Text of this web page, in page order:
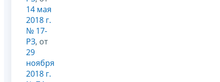
14 мая
2018 г.
№ 17-
РЗ, от
29
ноября
2018 г.